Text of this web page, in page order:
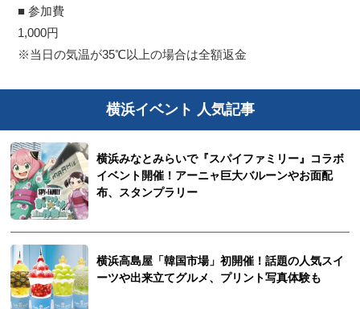
■ 参加費
1,000円
※当日の気温が35℃以上の場合は全額返金
横浜イベント 人気記事
横浜みなとみらいで『スパイファミリー』コラボ
イベント開催！アーニャ巨大バルーンやお面配
布、スタンプラリー
横浜高島屋「韓国市場」初開催！話題の人気スイ
ーツや出来立てグルメ、プリント写真体験も